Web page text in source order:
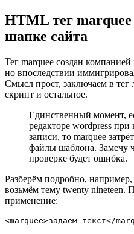
HTML тег
шапке сайта
Тег marquee создан
но впоследствии
Смысл прост, заключаем в тег
скрипт и остальное.
Единственный момент,
редакторе wordpress
записи, то marquee
файлы шаблона. Замечу
проверке будет ошибка.
Разберём подробно,
возьмём тему twenty nineteen.
применение:
<marquee>задаём текст</